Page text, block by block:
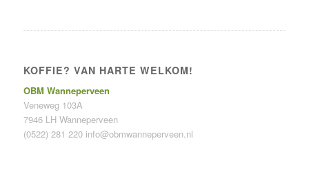
KOFFIE? VAN HARTE WELKOM!
OBM Wanneperveen
Veneweg 103A
7946 LH Wanneperveen
(0522) 281 220 info@obmwanneperveen.nl